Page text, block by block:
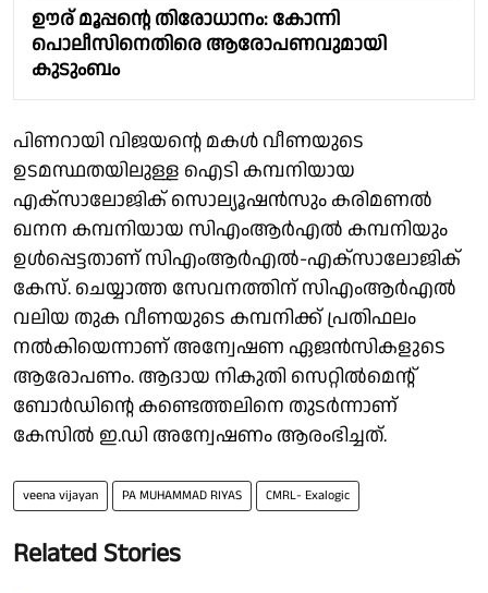
ഊര് മൂപ്പൻ്റെ തിരോധാനം: കോന്നി
പൊലീസിനെതിരെ ആരോപണവുമായി
കുടുംബം
പിണറായി വിജയൻ്റെ മകള്‍ വീണയുടെ
ഉടമസ്ഥതയിലുള്ള ഐടി കമ്പനിയായ
എക്സാലോജിക് സൊല്യൂഷന്‍സും കരിമണല്‍
ഖനന കമ്പനിയായ സിഎംആര്‍എല്‍ കമ്പനിയും
ഉള്‍പ്പെട്ടതാണ് സിഎംആർഎൽ-എക്സാലോജിക്
കേസ്. ചെയ്യാത്ത സേവനത്തിന് സിഎംആര്‍എല്‍
വലിയ തുക വീണയുടെ കമ്പനിക്ക് പ്രതിഫലം
നല്‍കിയെന്നാണ് അന്വേഷണ ഏജൻസികളുടെ
ആരോപണം. ആദായ നികുതി സെറ്റില്‍മെൻ്റ്
ബോര്‍ഡിൻ്റെ കണ്ടെത്തലിനെ തുടര്‍ന്നാണ്
കേസില്‍ ഇ.ഡി അന്വേഷണം ആരംഭിച്ചത്.
veena vijayan PA MUHAMMAD RIYAS CMRL- Exalogic
Related Stories